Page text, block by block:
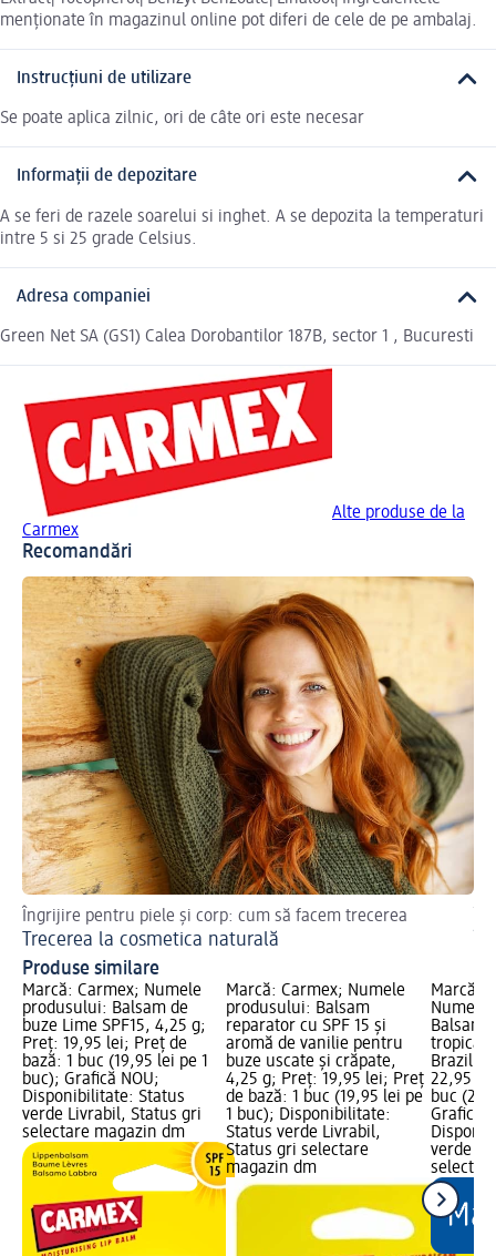
menționate în magazinul online pot diferi de cele de pe ambalaj.
Instrucțiuni de utilizare
Se poate aplica zilnic, ori de câte ori este necesar
Informații de depozitare
A se feri de razele soarelui si inghet. A se depozita la temperaturi
intre 5 si 25 grade Celsius.
Adresa companiei
Green Net SA (GS1) Calea Dorobantilor 187B, sector 1 , Bucuresti
Alte produse de la
Carmex
Recomandări
Îngrijire pentru piele și corp: cum să facem trecerea
Trecerea la cosmetica naturală
Produse similare
Marcă: Carmex; Numele
produsului: Balsam de
buze Lime SPF15, 4,25 g;
Preț: 19,95 lei; Preț de
bază: 1 buc (19,95 lei pe 1
buc); Grafică NOU;
Disponibilitate: Status
verde Livrabil, Status gri
selectare magazin dm
Marcă: Carmex; Numele
produsului: Balsam
reparator cu SPF 15 și
aromă de vanilie pentru
buze uscate și crăpate,
4,25 g; Preț: 19,95 lei; Preț
de bază: 1 buc (19,95 lei pe
1 buc); Disponibilitate:
Status verde Livrabil,
Status gri selectare
magazin dm
Marcă:
Numele
Balsam
tropicală
Brazil!,
22,95
buc
Grafică
verde